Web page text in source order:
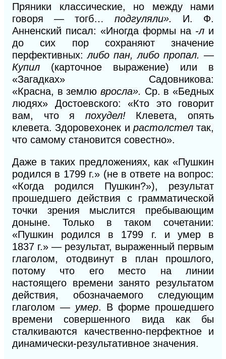
Пряники классические, но между нами
говоря — тогб… подгуляли». И. Ф.
Анненский писал: «Иногда формы на -л и
до сих пор сохраняют значение
перфективных:либо пан, либо пропал. —
Купил (карточное выражение) или в
«Загадках» Садовникова:
«Красна, вземлювросла». Ср. в «Бедных
людях» Достоевского: «Кто это говорит
вам, что я похудел! Клевета, опять
клевета. Здоровехонек и растолстел так,
что самому становится совестно».
Даже в таких предложениях, как «Пушкин
родился в 1799 г.» (не в ответе на вопрос:
«Когда родился Пушкин?»), результат
прошедшего действия с грамматической
точки зрения мыслится пребывающим
доныне. Только в таком сочетании:
«Пушкин родился в 1799 г. и умер в
1837 г.» — результат, выраженный первым
глаголом, отодвинут в план прошлого,
потому что его место на линии
настоящего времени занято результатом
действия, обозначаемого следующим
глаголом — умер. В форме прошедшего
времени совершенного вида как бы
сталкиваются качественно-перфектное и
динамически-результативное значения.